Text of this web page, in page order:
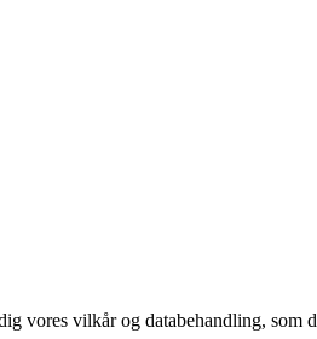
vores vilkår og databehandling, som